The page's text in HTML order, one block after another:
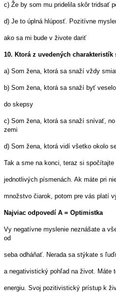
c) Že by som mu pridelila skôr tridsať
d) Je to úplná hlúposť. Pozitívne
ako sa mi bude v živote dariť
10. Ktorá z uvedených
a) Som žena, ktorá sa snaží vždy
b) Som žena, ktorá sa snaží byť
do skepsy
c) Som žena, ktorá sa snaží snívať,
zemi
d) Som žena, ktorá vidí všetko okolo
Tak a sme na konci, teraz si spočítajte
jednotlivých písmenách. Ak máte pri
množstvo čiarok, potom pre vás platí
Najviac odpovedí A = Optimistka
Vy negatívne myslenie neznášate a
od
seba odháňať. Nerada sa stýkate s
a negativistický pohľad na život. Máte
energiu. Svoj pozitivistický prístup k